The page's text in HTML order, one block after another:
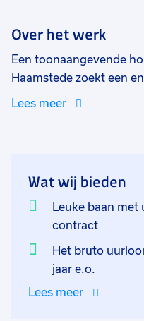
Over het werk
Een toonaangevende
Haamstede zoekt een
teamleider. Deze
Lees meer
Wat wij bieden
Leuke baan
contract
Het bruto
jaar e.o.
Lees meer